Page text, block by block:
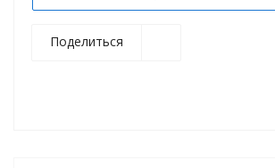
Поделиться